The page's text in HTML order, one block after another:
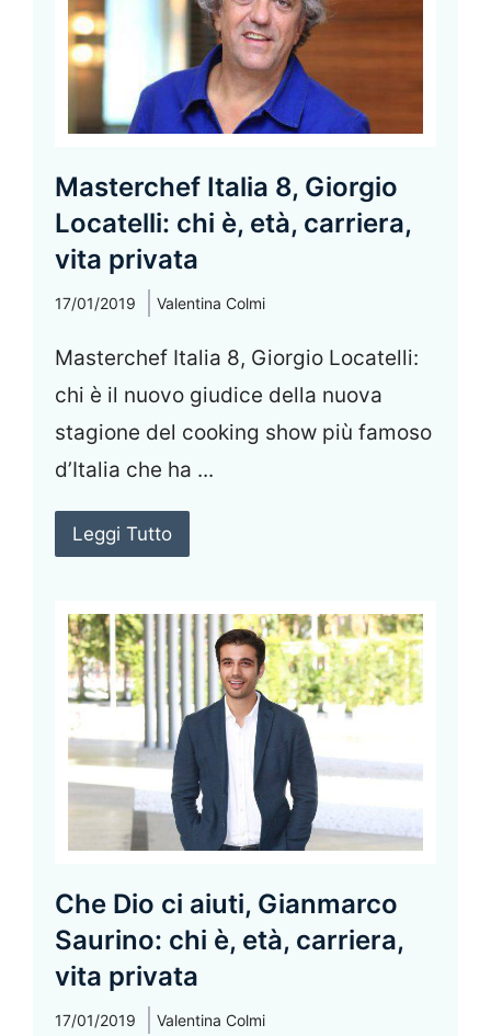
Masterchef Italia 8, Giorgio
Locatelli: chi è, età, carriera,
vita privata
17/01/2019 Valentina Colmi
Masterchef Italia 8, Giorgio Locatelli:
chi è il nuovo giudice della nuova
stagione del cooking show più famoso
d’Italia che ha ...
Leggi Tutto
Che Dio ci aiuti, Gianmarco
Saurino: chi è, età, carriera,
vita privata
17/01/2019 Valentina Colmi